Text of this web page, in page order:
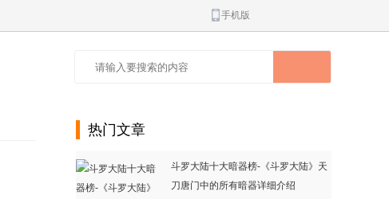
手机版
热门文章
斗罗大陆十大暗器榜-《斗罗大陆》天
刀唐门中的所有暗器详细介绍